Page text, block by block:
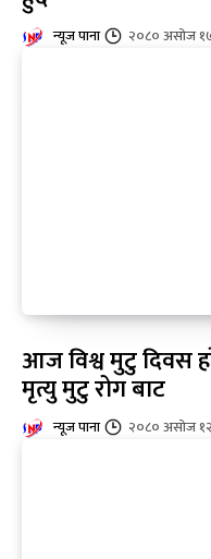
न्यूज पाना २०८० असोज
आज विश्व मुटु दिवस
मृत्यु मुटु रोग बाट
न्यूज पाना २०८० असोज